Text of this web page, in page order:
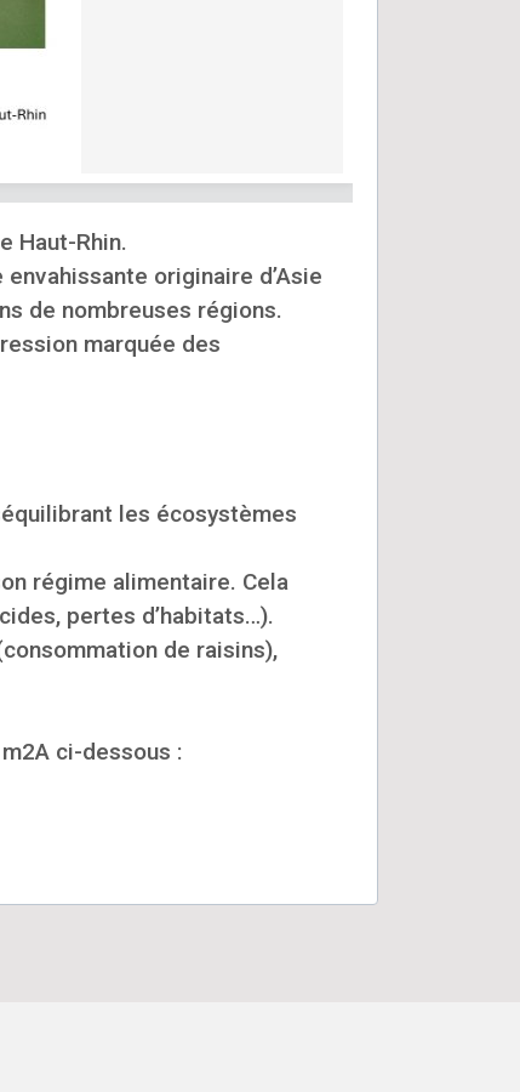
Haut-Rhin.
originaire d’Asie
de nombreuses régions.
marquée des
les écosystèmes
régime alimentaire. Cela
pertes d’habitats…).
de raisins),
ci-dessous :